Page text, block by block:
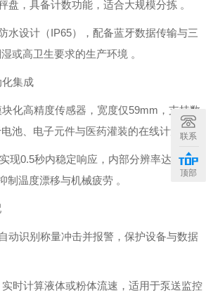
盘，具备计数功能，适合大规模分拣 。
水设计（IP65），配备蓝牙数据传输与三
或高卫生要求的生产环境 。
集成‌
化高精度传感器，宽度仅‌59mm‌，支持数
池、电子元件与医药灌装的在线计量 。
现‌0.5秒内稳定响应‌，内部分辨率达
制温度漂移与机械疲劳 。
动识别称量冲击并报警，保护设备与数据
时计算液体或粉体流速，适用于泵送监控
联系
顶部